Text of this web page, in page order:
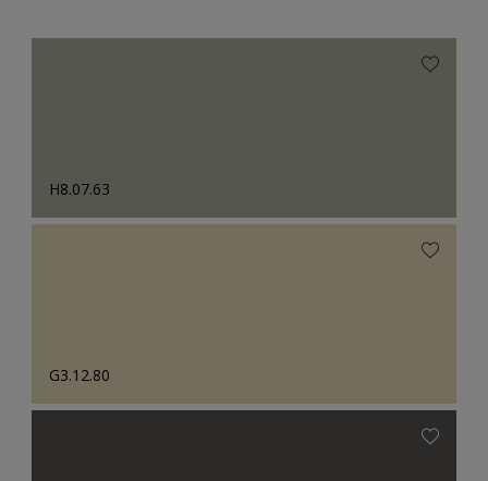
H8.07.63
G3.12.80